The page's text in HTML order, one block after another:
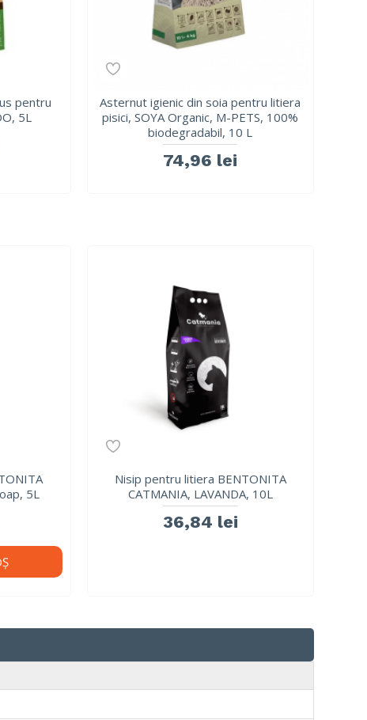
pentru
5L
Asternut igienic din soia pentru litiera
pisici, SOYA Organic, M-PETS, 100%
biodegradabil, 10 L
74,96 lei
5L
Nisip pentru litiera BENTONITA
CATMANIA, LAVANDA, 10L
36,84 lei